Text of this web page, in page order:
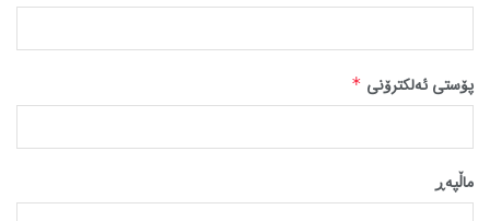
پۆستی ئەلکترۆنی *
ماڵپه‌ڕ